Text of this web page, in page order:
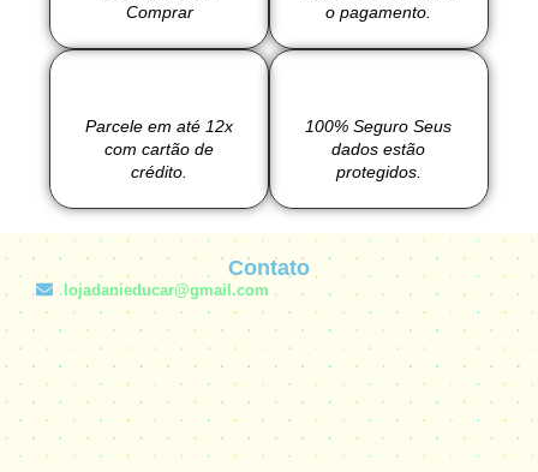
Comprar
o pagamento.
Parcele em até 12x
com cartão de
crédito.
100% Seguro Seus
dados estão
protegidos.
Contato
lojadanieducar@gmail.com